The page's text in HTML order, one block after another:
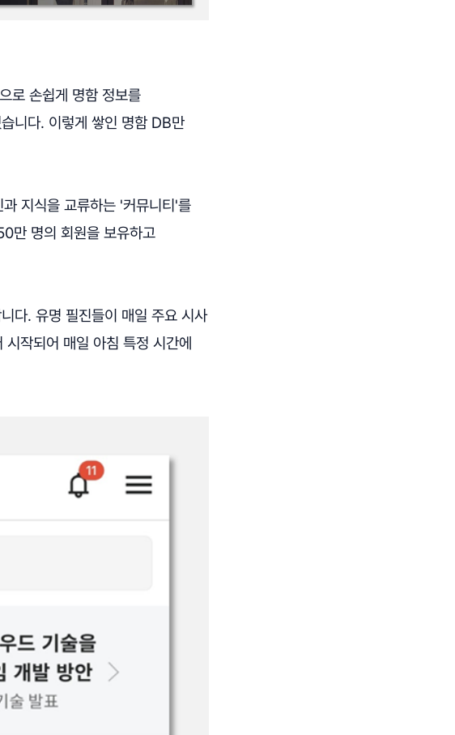
로 손쉽게 명함 정보를
니다. 이렇게 쌓인 명함 DB만
지식을 교류하는 '커뮤니티'를
만 명의 회원을 보유하고
다. 유명 필진들이 매일 주요 시사
작되어 매일 아침 특정 시간에